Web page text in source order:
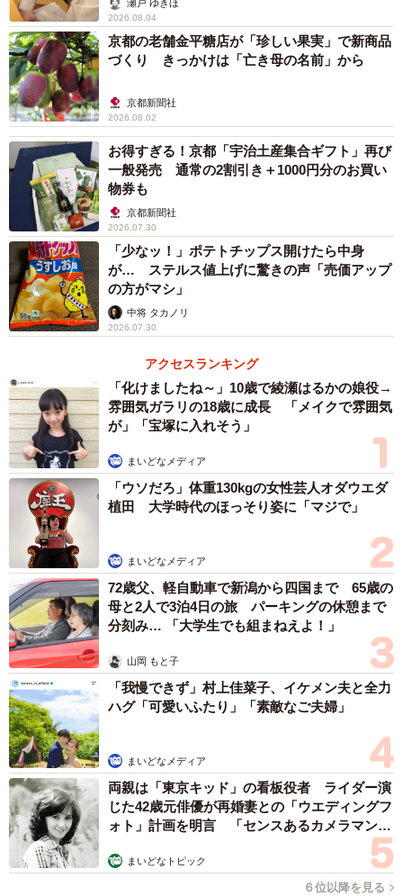
かわかみ：X上で1万超のリポスト、10万超のいいねが来ま
した。ここまでの反響があるとは思っておらず驚いていま
す。また、「仙台では本来の使われ方のずんだもんがよく
見られる」との声も届きました。仙台に行くことがあれ
ば、ぜひずんだもんを探してみたいです。
◇ ◇
SNSユーザー達から
「このずんだもん地元でも働いていました 」
「動画では不憫な扱い多いからこういうのは、もっと増え
てくれ」
ーフにした和菓子なのかな？」
など数々の共感の声が寄せられた今回の投稿。読者のみな
さんはずんだもんについてどれほど正確な知識を持ってい
るだろうか。
かわかみさん関連情報
Xアカウント：
ずんだもんが正しい使われ方してるの初めて見た
pic.twitter.com/zCj3YR7XP7
— かわかみ / kawaka3 (@kawaka3_)
瀬戸 ゆきほ
2026.08.04
京都の老舗金平糖店が「珍しい果実」で新商品
づくり きっかけは「亡き母の名前」から
京都新聞社
2026.08.02
お得すぎる！京都「宇治土産集合ギフト」再び
一般発売 通常の2割引き＋1000円分のお買い
物券も
京都新聞社
2026.07.30
「少なッ！」ポテトチップス開けたら中身
が… ステルス値上げに驚きの声「売価アップ
の方がマシ」
中将 タカノリ
2026.07.30
アクセスランキング
「化けましたね～」10歳で綾瀬はるかの娘役→
雰囲気ガラリの18歳に成長 「メイクで雰囲気
が」「宝塚に入れそう」
まいどなメディア
「ウソだろ」体重130kgの女性芸人オダウエダ
植田 大学時代のほっそり姿に「マジで」
まいどなメディア
72歳父、軽自動車で新潟から四国まで 65歳の
母と2人で3泊4日の旅 パーキングの休憩まで
分刻み… 「大学生でも組まねえよ！」
山岡 もと子
「我慢できず」村上佳菜子、イケメン夫と全力
ハグ「可愛いふたり」「素敵なご夫婦」
まいどなメディア
両親は「東京キッド」の看板役者 ライダー演
じた42歳元俳優が再婚妻との「ウエディングフ
ォト」計画を明言 「センスあるカメラマン求
まいどなトピック
６位以降を見る